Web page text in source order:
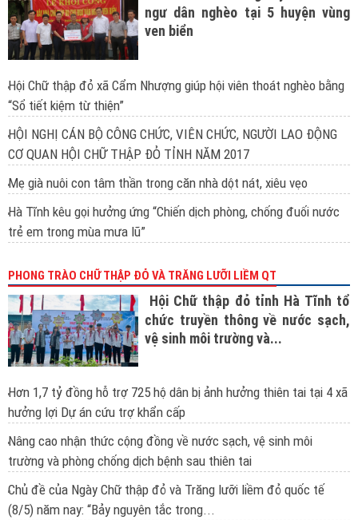
ngư dân nghèo tại 5 huyện vùng
ven biển
Hội Chữ thập đỏ xã Cẩm Nhượng giúp hội viên thoát nghèo bằng
“Sổ tiết kiệm từ thiện”
HỘI NGHỊ CÁN BỘ CÔNG CHỨC, VIÊN CHỨC, NGƯỜI LAO ĐỘNG
CƠ QUAN HỘI CHỮ THẬP ĐỎ TỈNH NĂM 2017
Mẹ già nuôi con tâm thần trong căn nhà dột nát, xiêu vẹo
Hà Tĩnh kêu gọi hưởng ứng “Chiến dịch phòng, chống đuối nước
trẻ em trong mùa mưa lũ”
PHONG TRÀO CHỮ THẬP ĐỎ VÀ TRĂNG LƯỠI LIỀM QT
Hội Chữ thập đỏ tỉnh Hà Tĩnh tổ
chức truyền thông về nước sạch,
vệ sinh môi trường và...
Hơn 1,7 tỷ đồng hỗ trợ 725 hộ dân bị ảnh hưởng thiên tai tại 4 xã
hưởng lợi Dự án cứu trợ khẩn cấp
Nâng cao nhận thức cộng đồng về nước sạch, vệ sinh môi
trường và phòng chống dịch bệnh sau thiên tai
Chủ đề của Ngày Chữ thập đỏ và Trăng lưỡi liềm đỏ quốc tế
(8/5) năm nay: “Bảy nguyên tắc trong...